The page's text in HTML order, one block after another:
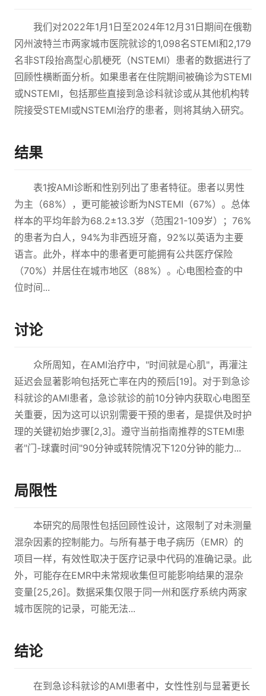
我们对2022年1月1日至2024年12月31日期间在俄勒
冈州波特兰市两家城市医院就诊的1,098名STEMI和2,179
名非ST段抬高型心肌梗死（NSTEMI）患者的数据进行了
回顾性横断面分析。如果患者在住院期间被确诊为STEMI
或NSTEMI，包括那些直接到急诊科就诊或从其他机构转
院接受STEMI或NSTEMI治疗的患者，则将其纳入研究。
结果
表1按AMI诊断和性别列出了患者特征。患者以男性
为主（68%），更可能被诊断为NSTEMI（67%）。总体
样本的平均年龄为68.2±13.3岁（范围21-109岁）；76%
的患者为白人，94%为非西班牙裔，92%以英语为主要
语言。此外，样本中的患者更可能拥有公共医疗保险
（70%）并居住在城市地区（88%）。心电图检查的中
位时间...
讨论
众所周知，在AMI治疗中，"时间就是心肌"，再灌注
延迟会显著影响包括死亡率在内的预后[19]。对于到急诊
科就诊的AMI患者，急诊就诊的前10分钟内获取心电图至
关重要，因为这可以识别需要干预的患者，是提供及时护
理的关键初始步骤[2,3]。遵守当前指南推荐的STEMI患
者"门-球囊时间"90分钟或转院情况下120分钟的能力...
局限性
本研究的局限性包括回顾性设计，这限制了对未测量
混杂因素的控制能力。与所有基于电子病历（EMR）的
项目一样，有效性取决于医疗记录中代码的准确记录。此
外，可能存在EMR中未常规收集但可能影响结果的混杂
变量[25,26]。数据采集仅限于同一州和医疗系统内两家
城市医院的记录，可能无法...
结论
在到急诊科就诊的AMI患者中，女性性别与显著更长